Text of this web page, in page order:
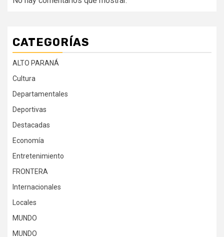
CATEGORÍAS
ALTO PARANÁ
Cultura
Departamentales
Deportivas
Destacadas
Economía
Entretenimiento
FRONTERA
Internacionales
Locales
MUNDO
MUNDO